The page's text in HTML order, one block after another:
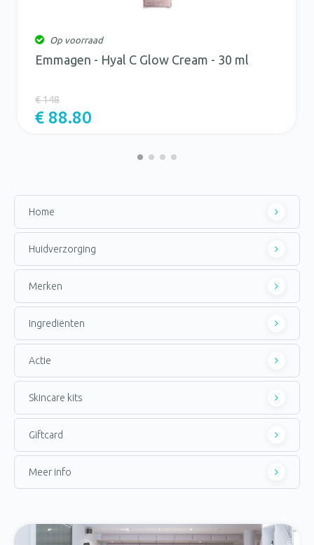
Op voorraad
Emmagen - Hyal C Glow Cream - 30 ml
€ 148
€ 88.80
Home
Huidverzorging
Merken
Ingrediënten
Actie
Skincare kits
Giftcard
Meer info